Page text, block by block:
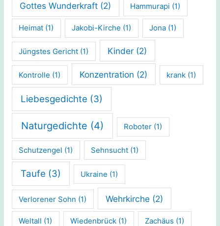
Gottes Wunderkraft (2) Hammurapi (1)
Heimat (1) Jakobi-Kirche (1) Jona (1)
Jüngstes Gericht (1) Kinder (2)
Kontrolle (1) Konzentration (2) krank (1)
Liebesgedichte (3)
Naturgedichte (4) Roboter (1)
Schutzengel (1) Sehnsucht (1)
Taufe (3) Ukraine (1)
Verlorener Sohn (1) Wehrkirche (2)
Weltall (1) Wiedenbrück (1) Zachäus (1)